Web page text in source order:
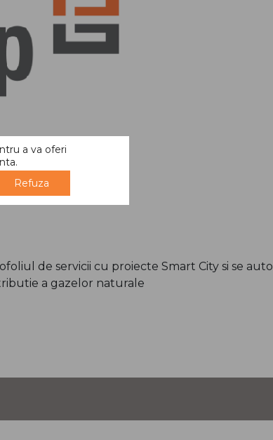
de servicii cu proiecte Smart City si se
a gazelor naturale
a va oferi
Refuza